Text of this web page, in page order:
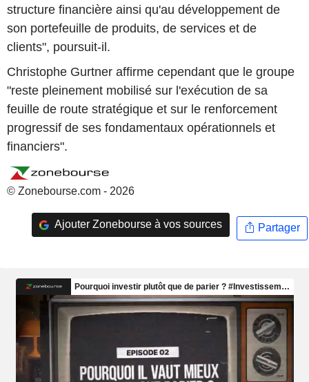
structure financière ainsi qu'au développement de
son portefeuille de produits, de services et de
clients", poursuit-il.
Christophe Gurtner affirme cependant que le groupe
"reste pleinement mobilisé sur l'exécution de sa
feuille de route stratégique et sur le renforcement
progressif de ses fondamentaux opérationnels et
financiers".
© Zonebourse.com - 2026
Ajouter Zonebourse à vos sources Partager